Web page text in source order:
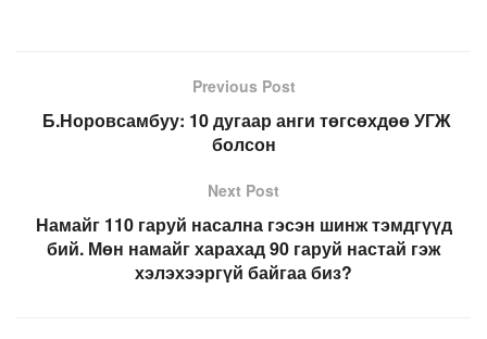
Previous Post
Б.Норовсамбуу: 10 дугаар анги төгсөхдөө УГЖ
болсон
Next Post
Намайг 110 гаруй насална гэсэн шинж тэмдгүүд
бий. Мөн намайг харахад 90 гаруй настай гэж
хэлэхээргүй байгаа биз?